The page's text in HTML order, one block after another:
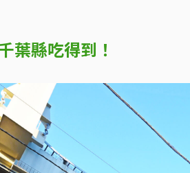
葉縣吃得到！